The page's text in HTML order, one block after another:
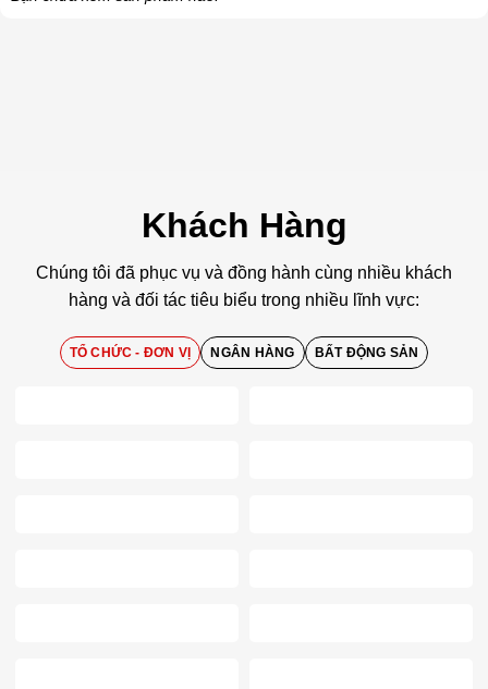
Khách Hàng
Chúng tôi đã phục vụ và đồng hành cùng nhiều khách
hàng và đối tác tiêu biểu trong nhiều lĩnh vực:
TỔ CHỨC - ĐƠN VỊ NGÂN HÀNG BẤT ĐỘNG SẢN